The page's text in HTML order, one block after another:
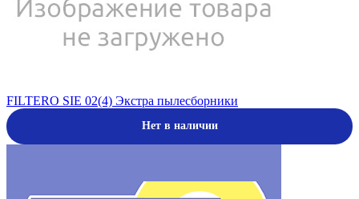
FILTERO SIE 02(4) Экстра пылесборники
Нет в наличии